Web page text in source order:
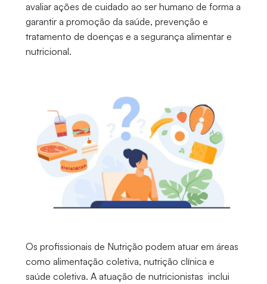
avaliar ações de cuidado ao ser humano de forma a
garantir a promoção da saúde, prevenção e
tratamento de doenças e a segurança alimentar e
nutricional.
Os profissionais de Nutrição podem atuar em áreas
como alimentação coletiva, nutrição clínica e
saúde coletiva. A atuação de nutricionistas inclui